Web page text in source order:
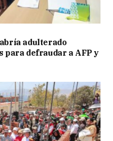
adulterado
para defraudar a AFP y